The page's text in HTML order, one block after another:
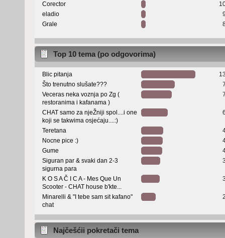
Corector
eladio
Grale
Top 10 tema (po odgovorima)
Blic pitanja
Što trenutno slušate???
Veceras neka voznja po Zg (
restoranima i kafanama )
CHAT samo za njeŽniji spol....i one
koji se takwima osjećaju....:)
Teretana
Nocne pice :)
Gume
Siguran par & svaki dan 2-3
sigurna para
K O S A Č I C A - Mes Que Un
Scooter - CHAT house b'kte...
Minarelli & "I tebe sam sit kafano"
chat
Najčešćii pokretači tema